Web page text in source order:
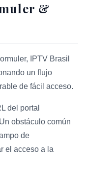
&
IPTV Brasil
un flujo
de fácil acceso.
del portal
obstáculo común
de
el acceso a la